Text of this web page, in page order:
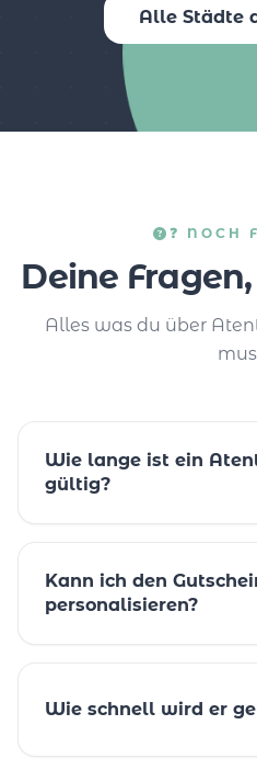
Alle Städte
❓ NOCH
Deine
Alles was du über
Wie lange ist ein
gültig?
Kann ich den
personalisieren?
Wie schnell wird er